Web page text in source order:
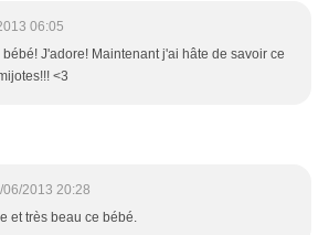
06:05
J'adore! Maintenant j'ai hâte de savoir ce
<3
06/2013 20:28
et très beau ce bébé.